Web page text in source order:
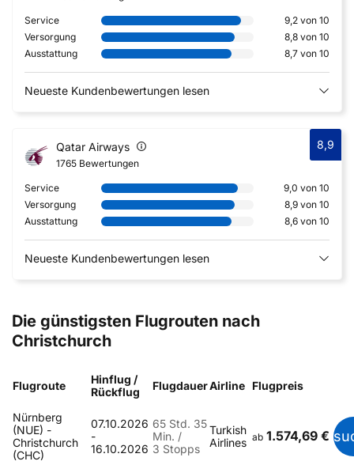
Service
9,2 von 10
Versorgung
8,8 von 10
Ausstattung
8,7 von 10
Neueste Kundenbewertungen lesen
Qatar Airways
1765 Bewertungen
8,9
Service
9,0 von 10
Versorgung
8,9 von 10
Ausstattung
8,6 von 10
Neueste Kundenbewertungen lesen
Die günstigsten Flugrouten nach
Christchurch
Flugroute
Hinflug /
Rückflug
FlugdauerAirline Flugpreis
Nürnberg
(NUE) -
Christchurch
(CHC)
07.10.2026
-
16.10.2026
65 Std. 35
Min. /
3 Stopps
Turkish
Airlines ab 1.574,69 €